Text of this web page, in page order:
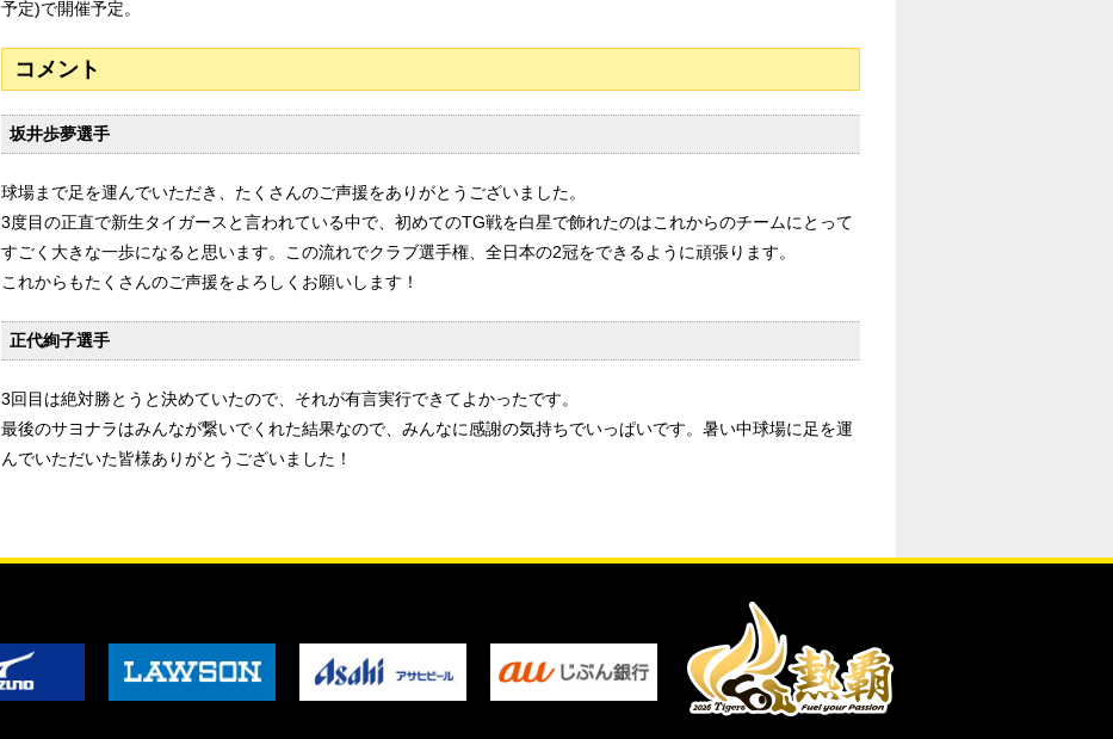
予定)で開催予定。
コメント
坂井歩夢選手
球場まで足を運んでいただき、たくさんのご声援をありがとうございました。
3度目の正直で新生タイガースと言われている中で、初めてのTG戦を白星で飾れたのはこれからのチームにとって
すごく大きな一歩になると思います。この流れでクラブ選手権、全日本の2冠をできるように頑張ります。
これからもたくさんのご声援をよろしくお願いします！
正代絢子選手
3回目は絶対勝とうと決めていたので、それが有言実行できてよかったです。
最後のサヨナラはみんなが繋いでくれた結果なので、みんなに感謝の気持ちでいっぱいです。暑い中球場に足を運
んでいただいた皆様ありがとうございました！